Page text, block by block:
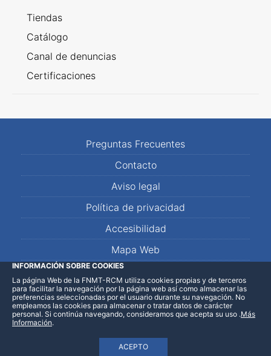
Tiendas
Catálogo
Canal de denuncias
Certificaciones
Preguntas Frecuentes
Contacto
Aviso legal
Política de privacidad
Accesibilidad
Mapa Web
LinkedInFacebookWhatsApp
INFORMACIÓN SOBRE COOKIES
La página Web de la FNMT-RCM utiliza cookies propias y de terceros
para facilitar la navegación por la página web así como almacenar las
preferencias seleccionadas por el usuario durante su navegación. No
empleamos las cookies para almacenar o tratar datos de carácter
personal. Si continúa navegando, consideramos que acepta su uso
ACEPTO
.Más
Información.